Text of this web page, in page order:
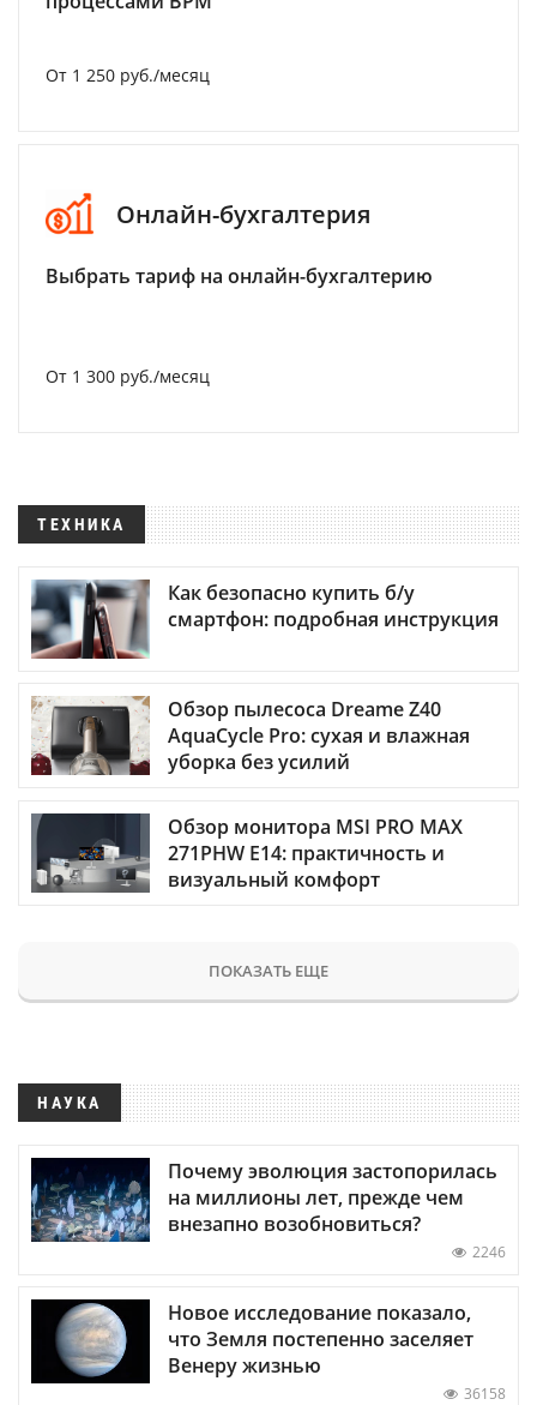
От 1 250 руб./месяц
Онлайн-бухгалтерия
Выбрать тариф на онлайн-бухгалтерию
От 1 300 руб./месяц
ТЕХНИКА
Как безопасно купить б/у
смартфон: подробная инструкция
Обзор пылесоса Dreame Z40
AquaCycle Pro: сухая и влажная
уборка без усилий
Обзор монитора MSI PRO MAX
271PHW E14: практичность и
визуальный комфорт
ПОКАЗАТЬ ЕЩЕ
НАУКА
Почему эволюция застопорилась
на миллионы лет, прежде чем
внезапно возобновиться?
2246
Новое исследование показало,
что Земля постепенно заселяет
Венеру жизнью
36158